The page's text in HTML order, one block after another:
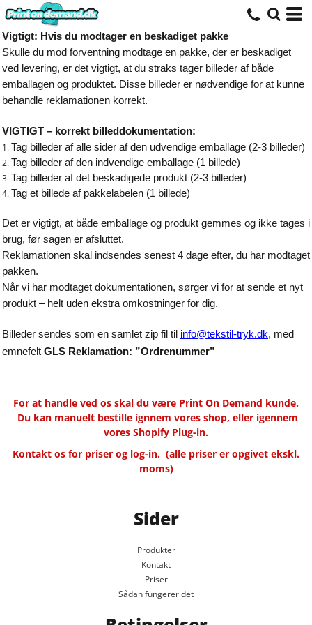
Vigtigt: Hvis du modtager en beskadiget pakke
Skulle du mod forventning modtage en pakke, der er beskadiget
ved levering, er det vigtigt, at du straks tager billeder af både
emballagen og produktet. Disse billeder er nødvendige for at kunne
behandle reklamationen korrekt.
VIGTIGT – korrekt billeddokumentation:
Tag billeder af alle sider af den udvendige emballage (2-3 billeder)
Tag billeder af den indvendige emballage (1 billede)
Tag billeder af det beskadigede produkt (2-3 billeder)
Tag et billede af pakkelabelen (1 billede)
Det er vigtigt, at både emballage og produkt gemmes og ikke tages i
brug, før sagen er afsluttet.
Reklamationen skal indsendes senest 4 dage efter, du har modtaget
pakken.
Når vi har modtaget dokumentationen, sørger vi for at sende et nyt
produkt – helt uden ekstra omkostninger for dig.
Billeder sendes som en samlet zip fil til info@tekstil-tryk.dk, med
emnefelt GLS Reklamation: ”Ordrenummer”
For at handle ved os skal du være Print On Demand kunde.
Du kan manuelt bestille ignnem vores shop, eller igennem
vores Shopify Plug-in.
Kontakt os for priser og log-in. (alle priser er opgivet ekskl.
moms)
Sider
Produkter
Kontakt
Priser
Sådan fungerer det